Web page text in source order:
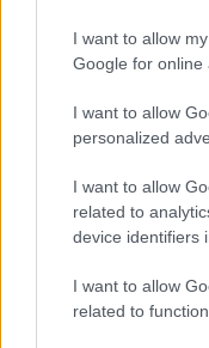
I want to allow
Google for online
I want to allow
personalized
I want to allow
related to
device identifiers
I want to allow
related to
Κάτοικοι